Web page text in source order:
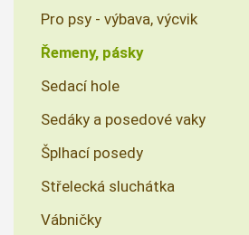
Pro psy - výbava, výcvik
Řemeny, pásky
Sedací hole
Sedáky a posedové vaky
Šplhací posedy
Střelecká sluchátka
Vábničky